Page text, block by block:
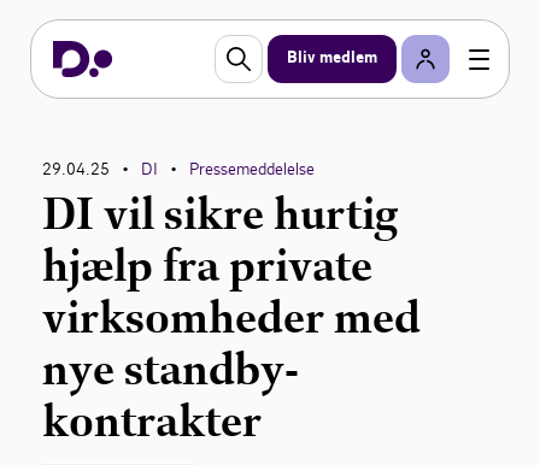
Bliv medlem
29.04.25 • DI • Pressemeddelelse
DI vil sikre hurtig
hjælp fra private
virksomheder med
nye standby-
kontrakter